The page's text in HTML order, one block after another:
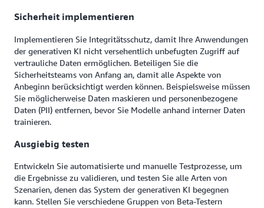
Sicherheit implementieren
Implementieren Sie Integritätsschutz, damit Ihre Anwendungen
der generativen KI nicht versehentlich unbefugten Zugriff auf
vertrauliche Daten ermöglichen. Beteiligen Sie die
Sicherheitsteams von Anfang an, damit alle Aspekte von
Anbeginn berücksichtigt werden können. Beispielsweise müssen
Sie möglicherweise Daten maskieren und personenbezogene
Daten (PII) entfernen, bevor Sie Modelle anhand interner Daten
trainieren.
Ausgiebig testen
Entwickeln Sie automatisierte und manuelle Testprozesse, um
die Ergebnisse zu validieren, und testen Sie alle Arten von
Szenarien, denen das System der generativen KI begegnen
kann. Stellen Sie verschiedene Gruppen von Beta-Testern